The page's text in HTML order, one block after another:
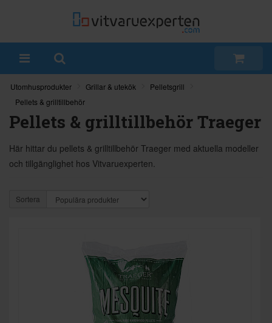
Utomhusprodukter Grillar & utekök
Pelletsgrill
Pellets & grilltillbehör
Pellets & grilltillbehör Traeger
Här hittar du pellets & grilltillbehör Traeger med aktuella modeller
och tillgänglighet hos Vitvaruexperten.
Sortera